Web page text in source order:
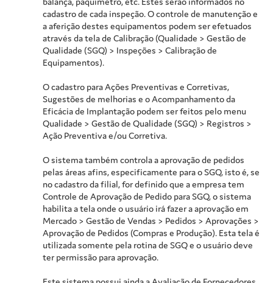
cadastro de cada inspeção. O controle de manutenção e
a aferição destes equipamentos podem ser efetuados
através da tela de Calibração (Qualidade > Gestão de
Qualidade (SGQ) > Inspeções > Calibração de
Equipamentos).
O cadastro para Ações Preventivas e Corretivas,
Sugestões de melhorias e o Acompanhamento da
Eficácia de Implantação podem ser feitos pelo menu
Qualidade > Gestão de Qualidade (SGQ) > Registros >
Ação Preventiva e/ou Corretiva.
O sistema também controla a aprovação de pedidos
pelas áreas afins, especificamente para o SGQ, isto é, se
no cadastro da filial, for definido que a empresa tem
Controle de Aprovação de Pedido para SGQ, o sistema
habilita a tela onde o usuário irá fazer a aprovação em
Mercado > Gestão de Vendas > Pedidos > Aprovações >
Aprovação de Pedidos (Compras e Produção). Esta tela é
utilizada somente pela rotina de SGQ e o usuário deve
ter permissão para aprovação.